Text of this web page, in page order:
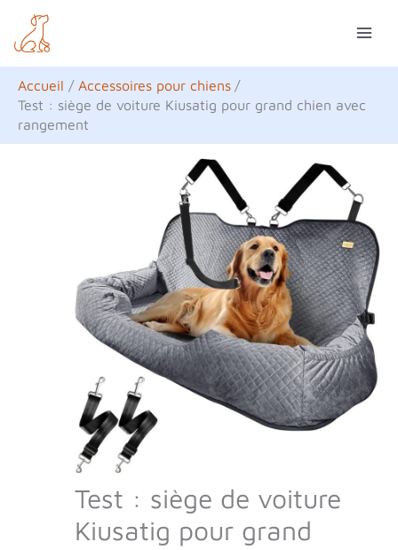
contenu
Accueil
Accessoires pour chiens
Test : siège de voiture Kiusatig pour grand chien avec
rangement
Test : siège de voiture
Kiusatig pour grand
e
c
h
e